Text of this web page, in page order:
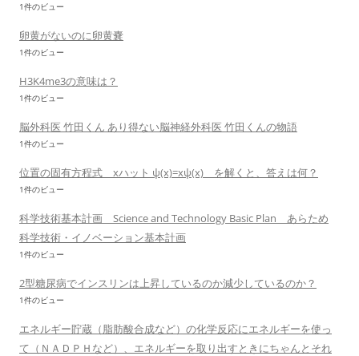
1件のビュー
卵黄がないのに卵黄嚢
1件のビュー
H3K4me3の意味は？
1件のビュー
脳外科医 竹田くん あり得ない脳神経外科医 竹田くんの物語
1件のビュー
位置の固有方程式 xハット ψ(x)=xψ(x) を解くと、答えは何？
1件のビュー
科学技術基本計画 Science and Technology Basic Plan あらため
科学技術・イノベーション基本計画
1件のビュー
2型糖尿病でインスリンは上昇しているのか減少しているのか？
1件のビュー
エネルギー貯蔵（脂肪酸合成など）の化学反応にエネルギーを使っ
て（ＮＡＤＰＨなど）、エネルギーを取り出すときにちゃんとそれ